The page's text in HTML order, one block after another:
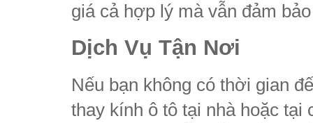
giá cả hợp lý mà vẫn đảm
Dịch Vụ Tận Nơi
Nếu bạn không có thời gian
thay kính ô tô tại nhà hoặc tại